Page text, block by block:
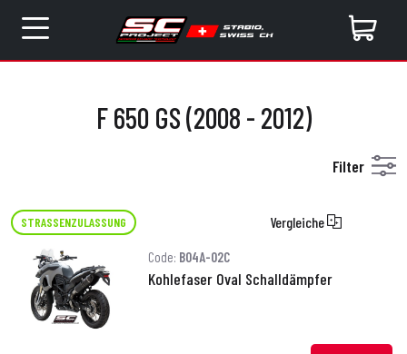
F 650 GS (2008 - 2012)
Filter
STRASSENZULASSUNG Vergleiche
Code: B04A-02C
Kohlefaser Oval Schalldämpfer